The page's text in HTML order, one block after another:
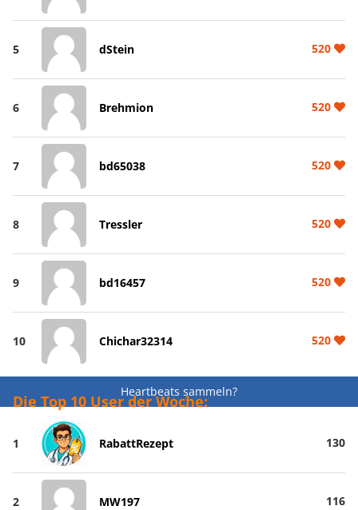
5 dStein 520
6 Brehmion 520
7 bd65038 520
8 Tressler 520
9 bd16457 520
10 Chichar32314 520
Heartbeats sammeln?
Die Top 10 User der Woche:
1 RabattRezept 130
2 MW197 116